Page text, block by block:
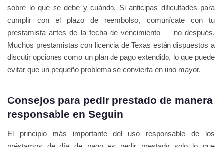
sobre lo que se debe y cuándo. Si anticipas dificultades para
cumplir con el plazo de reembolso, comunícate con tu
prestamista antes de la fecha de vencimiento — no después.
Muchos prestamistas con licencia de Texas están dispuestos a
discutir opciones como un plan de pago extendido, lo que puede
evitar que un pequeño problema se convierta en uno mayor.
Consejos para pedir prestado de manera
responsable en Seguin
El principio más importante del uso responsable de los